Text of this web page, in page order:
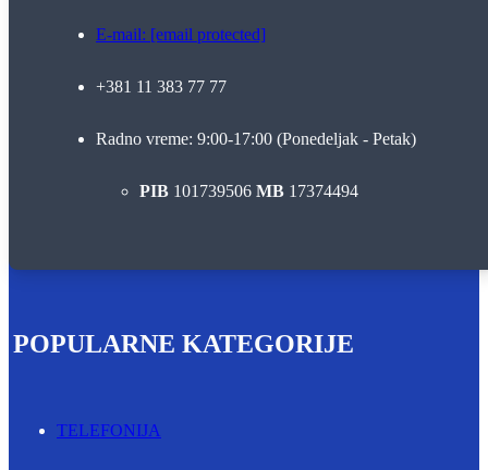
E-mail: [email protected]
+381 11 383 77 77
Radno vreme: 9:00-17:00 (Ponedeljak - Petak)
PIB 101739506 MB 17374494
POPULARNE KATEGORIJE
TELEFONIJA